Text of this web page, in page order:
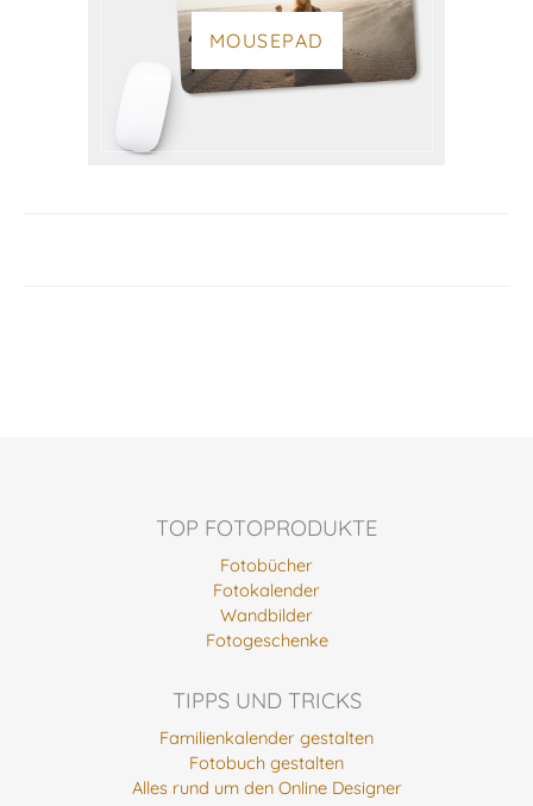
MOUSEPAD
TOP FOTOPRODUKTE
Fotobücher
Fotokalender
Wandbilder
Fotogeschenke
TIPPS UND TRICKS
Familienkalender gestalten
Fotobuch gestalten
Alles rund um den Online Designer